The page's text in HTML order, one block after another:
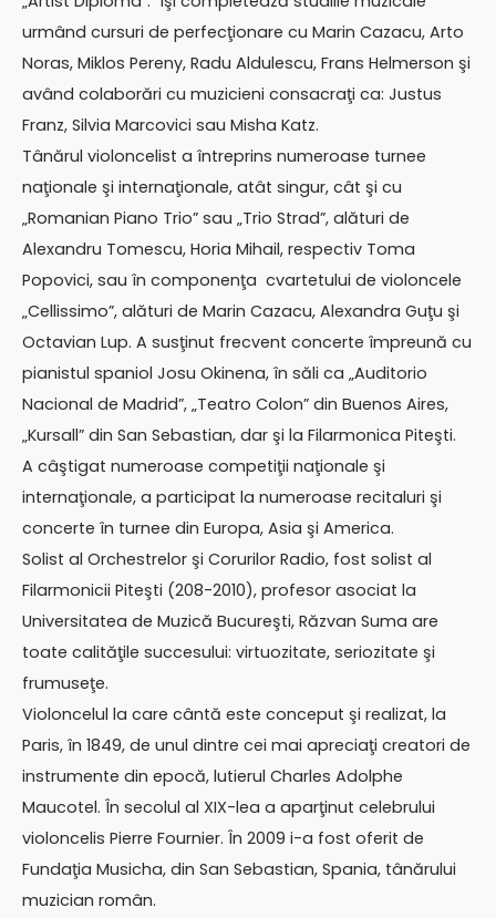
urmând cursuri de perfecţionare cu Marin Cazacu, Arto
Noras, Miklos Pereny, Radu Aldulescu, Frans Helmerson şi
având colaborări cu muzicieni consacraţi ca: Justus
Franz, Silvia Marcovici sau Misha Katz.
Tânărul violoncelist a întreprins numeroase turnee
naţionale şi internaţionale, atât singur, cât şi cu
„Romanian Piano Trio” sau „Trio Strad”, alături de
Alexandru Tomescu, Horia Mihail, respectiv Toma
Popovici, sau în componenţa cvartetului de violoncele
„Cellissimo”, alături de Marin Cazacu, Alexandra Guţu şi
Octavian Lup. A susţinut frecvent concerte împreună cu
pianistul spaniol Josu Okinena, în săli ca „Auditorio
Nacional de Madrid”, „Teatro Colon” din Buenos Aires,
„Kursall” din San Sebastian, dar şi la Filarmonica Piteşti.
A câştigat numeroase competiţii naţionale şi
internaţionale, a participat la numeroase recitaluri şi
concerte în turnee din Europa, Asia şi America.
Solist al Orchestrelor şi Corurilor Radio, fost solist al
Filarmonicii Piteşti (208-2010), profesor asociat la
Universitatea de Muzică Bucureşti, Răzvan Suma are
toate calităţile succesului: virtuozitate, seriozitate şi
frumuseţe.
Violoncelul la care cântă este conceput şi realizat, la
Paris, în 1849, de unul dintre cei mai apreciaţi creatori de
instrumente din epocă, lutierul Charles Adolphe
Maucotel. În secolul al XIX-lea a aparţinut celebrului
violoncelis Pierre Fournier. În 2009 i-a fost oferit de
Fundaţia Musicha, din San Sebastian, Spania, tânărului
muzician român.